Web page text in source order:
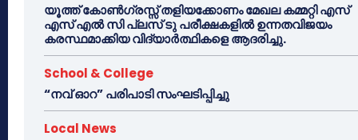
യൂത്ത് കോൺഗ്രസ്സ് തളിയക്കോണം മേഖല കമ്മറ്റി എസ്
എസ് എൽ സി പ്ലസ് ടു പരീക്ഷകളിൽ ഉന്നതവിജയം
കരസ്ഥമാക്കിയ വിദ്യാർത്ഥികളെ ആദരിച്ചു.
School & College
“നവ് ഓറ” പരിപാടി സംഘടിപ്പിച്ചു
Local News